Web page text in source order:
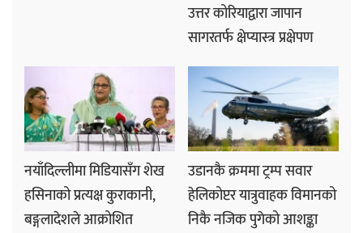
उत्तर कोरियाद्वारा जापान
सागरतर्फ क्षेप्यास्त्र प्रक्षेपण
नयाँदिल्लीमा मिडियासँग शेख
हसिनाको प्रत्यक्ष कुराकानी,
बङ्गलादेशले आक्रोशित
उडानकै क्रममा ट्रम्प सवार
हेलिकोप्टर यात्रुवाहक विमानको
निकै नजिक पुगेको आशङ्का